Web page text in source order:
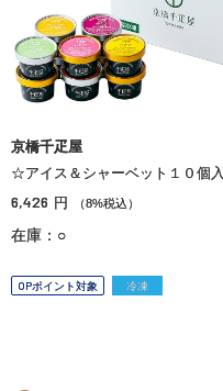
京橋千疋屋
☆アイス＆シャーベット１０個入
6,426 円 （8%税込）
在庫：○
OPポイント対象 冷凍